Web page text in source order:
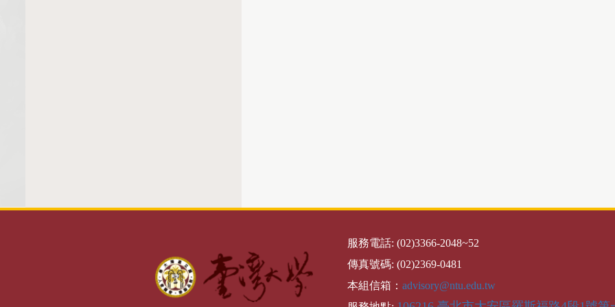
．相關連結
服務電話: (02)3366-2048~52
傳真號碼: (02)2369-0481
本組信箱： advisory@ntu.edu.tw